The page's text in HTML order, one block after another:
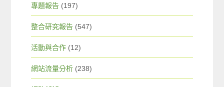
專題報告 (197)
整合研究報告 (547)
活動與合作 (12)
網站流量分析 (238)